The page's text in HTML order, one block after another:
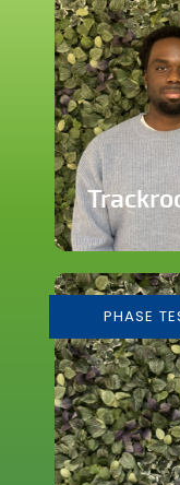
immersive
En savoir
PHASE